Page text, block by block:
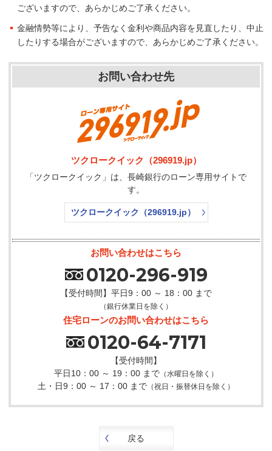
ございますので、あらかじめご了承ください。
金融情勢等により、予告なく金利や商品内容を見直したり、中止
したりする場合がございますので、あらかじめご了承ください。
お問い合わせ先
ツクロークイック（296919.jp）
「ツクロークイック」は、長崎銀行のローン専用サイトで
す。
ツクロークイック（296919.jp）
お問い合わせはこちら
0120-296-919
【受付時間】平日9：00 ～ 18：00 まで
（銀行休業日を除く）
住宅ローンのお問い合わせはこちら
0120-64-7171
【受付時間】
平日10：00 ～ 19：00 まで （水曜日を除く）
土・日9：00 ～ 17：00 まで （祝日・振替休日を除く）
戻る